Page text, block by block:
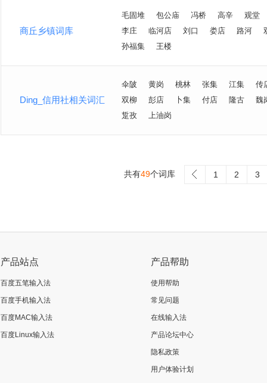
商丘乡镇词库
毛固堆 包公庙 冯桥 高辛
观堂
李庄
临河店 刘口 娄店 路河
孙福集
王楼
Ding_信用社相关词汇
伞陂 黄岗 桃林 张集 江集
传
双柳
彭店 卜集 付店 隆古
魏
踅孜
上油岗
共有49个词库 1 2 3
产品站点
百度五笔输入法
百度手机输入法
百度MAC输入法
百度Linux输入法
产品帮助
使用帮助
常见问题
在线输入法
产品论坛中心
隐私政策
用户体验计划